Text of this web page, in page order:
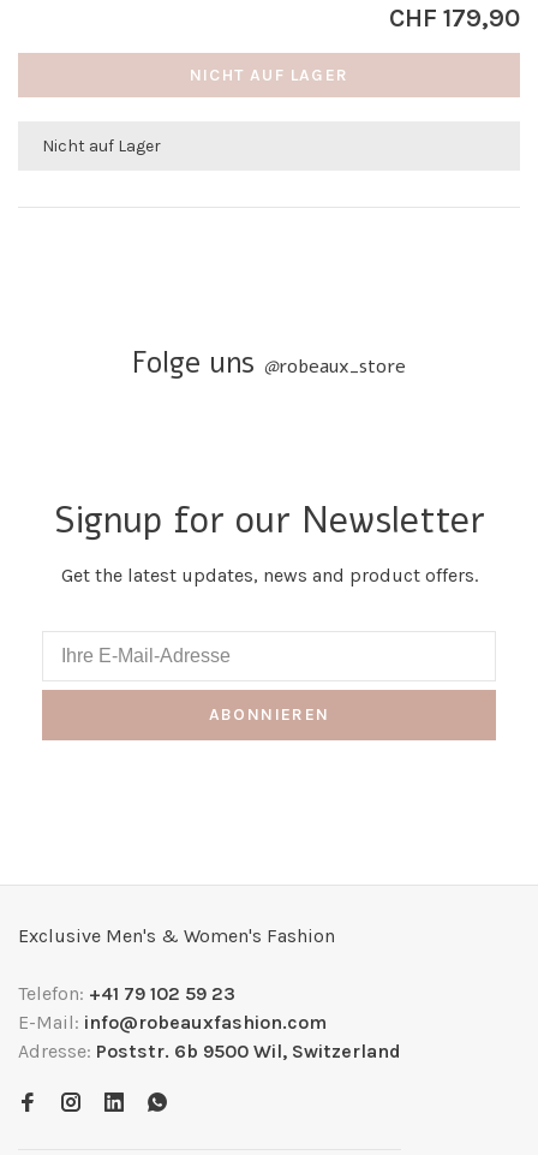
CHF 179,90
NICHT AUF LAGER
Nicht auf Lager
Folge uns @robeaux_store
Signup for our Newsletter
Get the latest updates, news and product offers.
ABONNIEREN
Exclusive Men's & Women's Fashion
Telefon: +41 79 102 59 23
E-Mail: info@robeauxfashion.com
Adresse: Poststr. 6b 9500 Wil, Switzerland